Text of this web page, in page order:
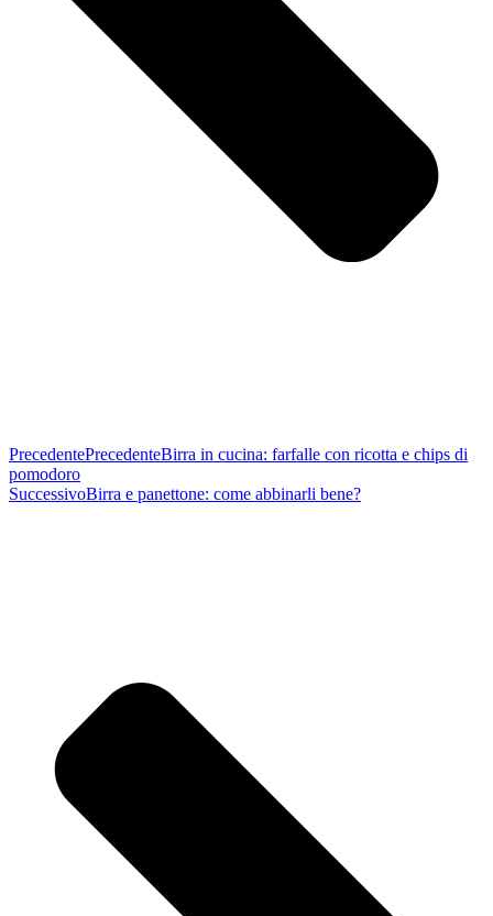
PrecedentePrecedenteBirra in cucina: farfalle con ricotta e chips di
pomodoro
SuccessivoBirra e panettone: come abbinarli bene?